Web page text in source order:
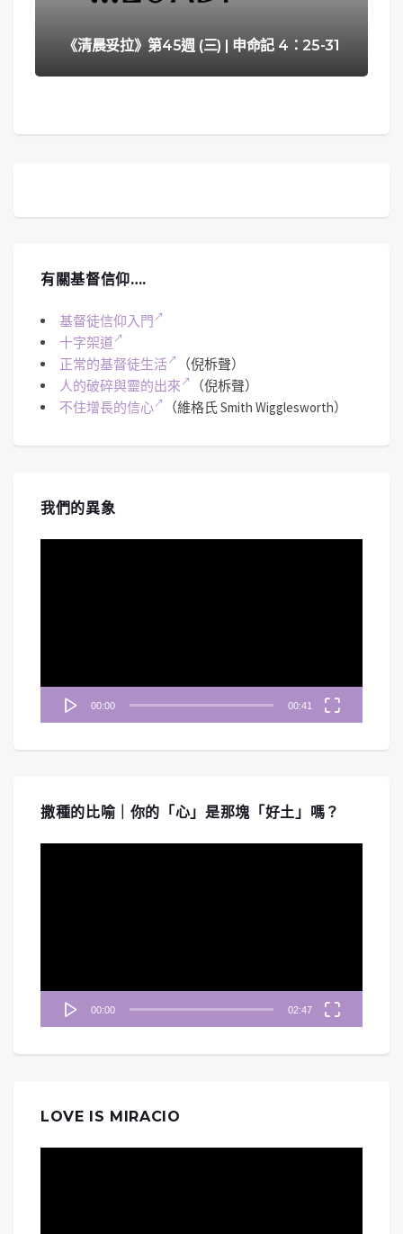
《清晨妥拉》第45週 (三) | 申命記 4：25-31
有關基督信仰….
基督徒信仰入門
十字架道
正常的基督徒生活
（倪柝聲）
人的破碎與靈的出來
（倪柝聲）
不住增長的信心
（維格氏 Smith Wigglesworth）
我們的異象
00:00 00:41
撒種的比喻｜你的「心」是那塊「好土」嗎？
00:00 02:47
LOVE IS MIRACIO